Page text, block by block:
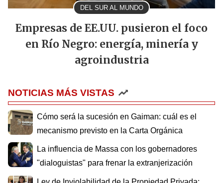
DEL SUR AL MUNDO
Empresas de EE.UU. pusieron el foco
en Río Negro: energía, minería y
agroindustria
NOTICIAS MÁS VISTAS
Cómo será la sucesión en Gaiman: cuál es el
mecanismo previsto en la Carta Orgánica
La influencia de Massa con los gobernadores
"dialoguistas" para frenar la extranjerización